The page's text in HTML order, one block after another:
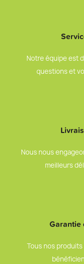
Notre équipe est
questions et
Nous nous
meilleurs
Garantie
Tous nos